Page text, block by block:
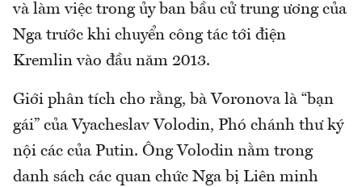
và làm việc trong ủy ban bầu cử trung ương của
Nga trước khi chuyển công tác tới điện
Kremlin vào đầu năm 2013.
Giới phân tích cho rằng, bà Voronova là “bạn
gái” của Vyacheslav Volodin, Phó chánh thư ký
nội các của Putin. Ông Volodin nằm trong
danh sách các quan chức Nga bị Liên minh